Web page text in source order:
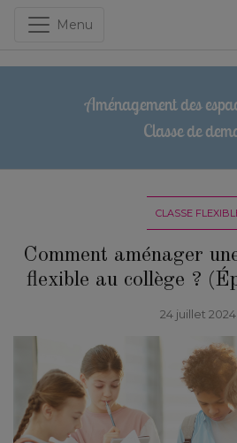
Menu
Aménagement des
Classe de
CLASSE
Comment aménager
flexible au collège ?
24 juillet 2024